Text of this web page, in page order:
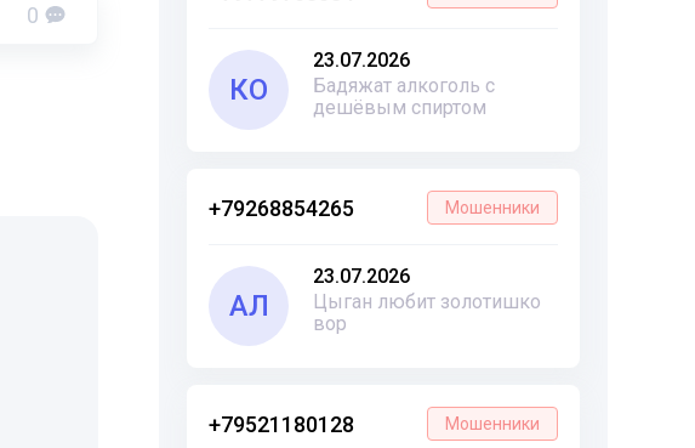
КО
23.07.2026
Бадяжат алкоголь с
дешёвым спиртом
+79268854265 Мошенники
АЛ
23.07.2026
Цыган любит золотишко
вор
+79521180128 Мошенники
0